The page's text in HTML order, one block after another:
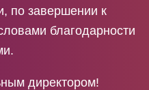
по завершении к
благодарности
директором!